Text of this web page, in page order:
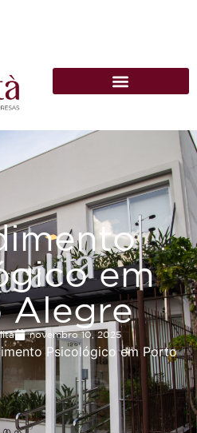
em
Alegre
novembro 10, 2025
Psicológico em Porto